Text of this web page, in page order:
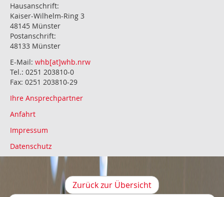
Hausanschrift:
Kaiser-Wilhelm-Ring 3
48145 Münster
Postanschrift:
48133 Münster
E-Mail: whb[at]whb.nrw
Tel.: 0251 203810-0
Fax: 0251 203810-29
Ihre Ansprechpartner
Anfahrt
Impressum
Datenschutz
Zurück zur Übersicht